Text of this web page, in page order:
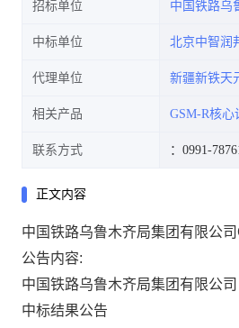
招标单位 中国铁路乌
中标单位 北京中智润
代理单位 新疆新铁天
相关产品 GSM-R核
联系方式 ：0991-
正文内容
中国铁路乌鲁木齐局集团有限公
公告内容:
中国铁路乌鲁木齐局集团有限公司
中标结果公告